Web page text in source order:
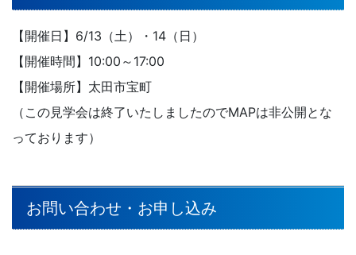
【開催日】6/13（土）・14（日）
【開催時間】10:00～17:00
【開催場所】太田市宝町
（この見学会は終了いたしましたのでMAPは非公開とな
っております）
お問い合わせ・お申し込み